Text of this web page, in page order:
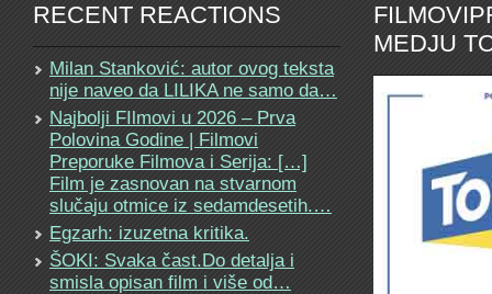
RECENT REACTIONS
Milan Stanković: autor ovog teksta
nije naveo da LILIKA ne samo da…
Najbolji FIlmovi u 2026 – Prva
Polovina Godine | Filmovi
Preporuke Filmova i Serija: […]
Film je zasnovan na stvarnom
slučaju otmice iz sedamdesetih.…
Egzarh: izuzetna kritika.
ŠOKI: Svaka čast.Do detalja i
smisla opisan film i više od…
MEDJU